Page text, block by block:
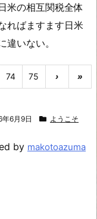
米の相互関税全体
ればますます日米
いない。
74 75 › »
年6月9日 ようこそ
by makotoazuma